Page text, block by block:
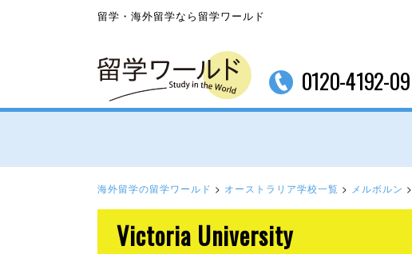
留学・海外留学なら留学ワールド
0120-4192-09
海外留学の留学ワールド > オーストラリア学校一覧 > メルボルン >
Victoria University